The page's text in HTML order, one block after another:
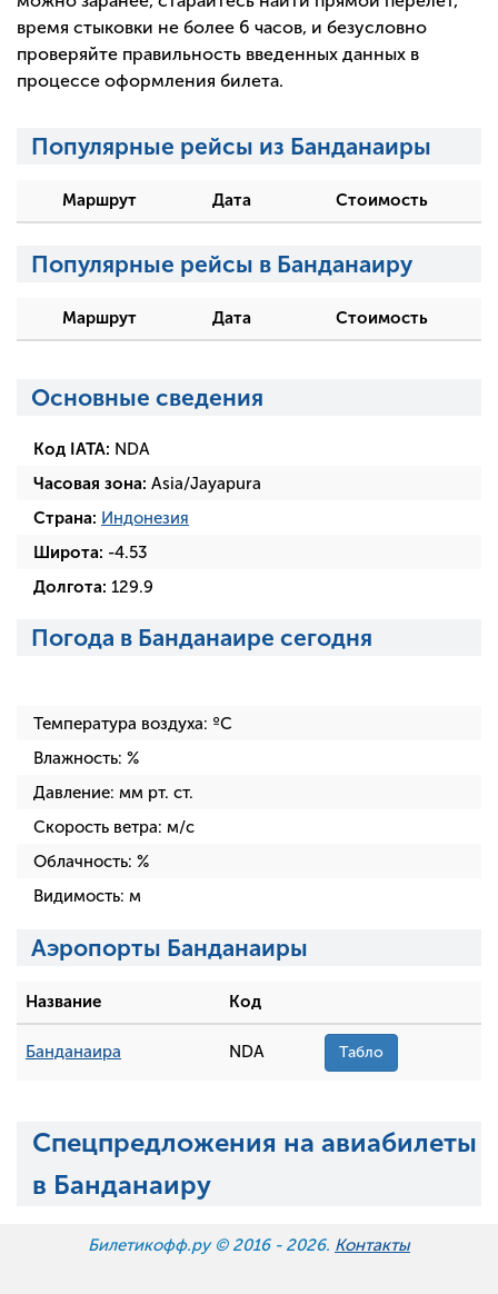
время стыковки не более 6 часов, и безусловно
проверяйте правильность введенных данных в
процессе оформления билета.
Популярные рейсы из Банданаиры
Маршрут Дата Стоимость
Популярные рейсы в Банданаиру
Маршрут Дата Стоимость
Основные сведения
Код IATA: NDA
Часовая зона: Asia/Jayapura
Страна: Индонезия
Широта: -4.53
Долгота: 129.9
Погода в Банданаире сегодня
Температура воздуха: ºC
Влажность: %
Давление: мм рт. ст.
Скорость ветра: м/с
Облачность: %
Видимость: м
Аэропорты Банданаиры
Название Код
Банданаира NDA Табло
Спецпредложения на авиабилеты
в Банданаиру
Билетикофф.ру © 2016 - 2026. Контакты